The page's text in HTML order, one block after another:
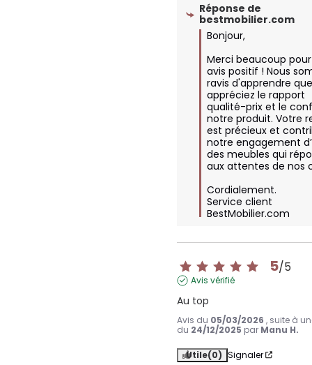
Réponse de
bestmobilier.com
Bonjour,
Merci beaucoup
avis positif ! Nous
ravis d'apprendre
appréciez le rapport
qualité-prix et le
notre produit. Votre
est précieux et
notre engagement
des meubles qui
aux attentes de nos
Cordialement.
Service client
BestMobilier.com
5/5
Avis vérifié
Au top
Avis du 05/03/2026 , suite à
du 24/12/2025 par Manu H.
Utile(0) Signaler